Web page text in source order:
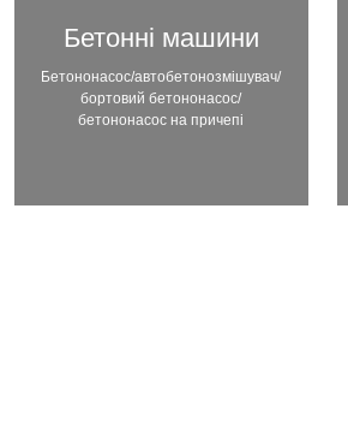
Бетонні машини
Бетононасос/автобетонозмішувач/
бортовий бетононасос/
бетононасос на причепі